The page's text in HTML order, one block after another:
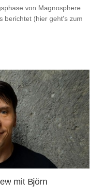
von Magnosphere
berichtet (hier geht’s zum
mit Björn